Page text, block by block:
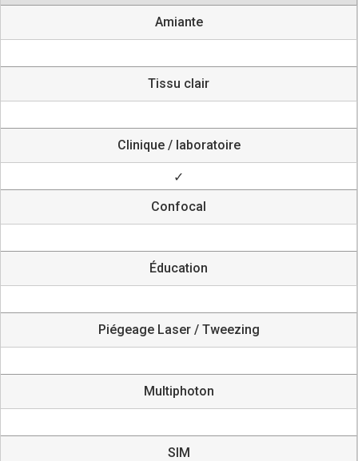
Amiante
Tissu clair
Clinique / laboratoire
✓
Confocal
Éducation
Piégeage Laser / Tweezing
Multiphoton
SIM